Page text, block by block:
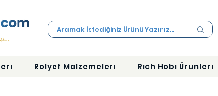
Rölyef Malzemeleri Rich Hobi Ürünleri